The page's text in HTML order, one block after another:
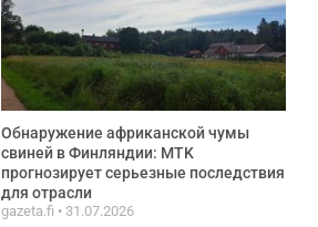
Обнаружение африканской чумы
свиней в Финляндии: MTK
прогнозирует серьезные последствия
для отрасли
gazeta.fi 31.07.2026